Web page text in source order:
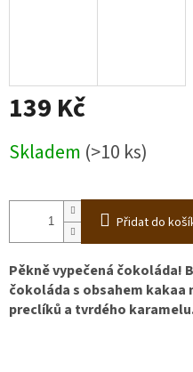
139 Kč
cena:
Skladem (>10 ks)
Přidat do
Pěkně vypečená čokoláda!
čokoláda s obsahem kakaa
preclíků a tvrdého